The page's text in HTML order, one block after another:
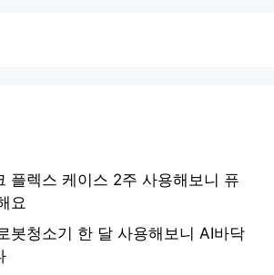
플렉스 케이스 2주 사용해보니 퓨
요
봇청소기 한 달 사용해보니 AI바닥